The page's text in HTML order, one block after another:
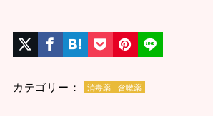
カテゴリー： 消毒薬 含嗽薬